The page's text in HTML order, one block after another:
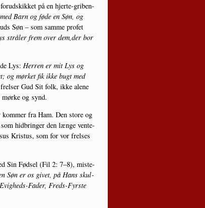
på en hjer­te-gri­ben­
Barn og føde en Søn, og
Søn – som sam­me pro­fet
strå­ler frem over dem,der bor
Lys: Her­ren er mit Lys og
og mør­ket fik ikke bugt med
Gud Sit folk, ikke ale­ne
og synd.
fra Ham. Den sto­re og
hid­brin­ger den læn­ge ven­te­
Kristus, som for vor frel­ses
Sin Fød­sel (Fil 2: 7–8), miste­
Søn er os givet, på Hans skul­
Fader, Freds-Fyr­ste